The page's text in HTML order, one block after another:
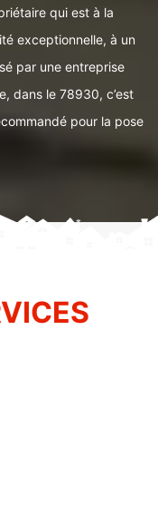
qui est à la
exceptionnelle, à un
par une entreprise
dans le 78930, c’est
pour la pose